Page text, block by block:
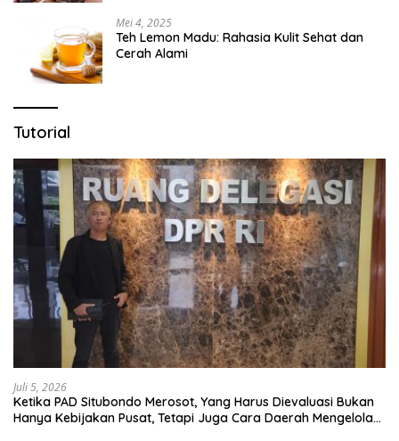
Mei 4, 2025
Teh Lemon Madu: Rahasia Kulit Sehat dan
Cerah Alami
Tutorial
Juli 5, 2026
Ketika PAD Situbondo Merosot, Yang Harus Dievaluasi Bukan
Hanya Kebijakan Pusat, Tetapi Juga Cara Daerah Mengelola